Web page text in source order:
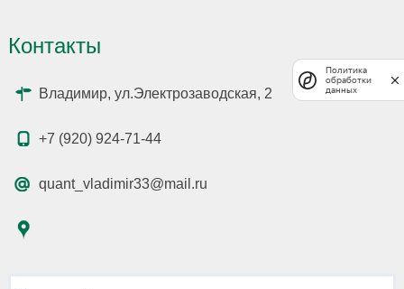
Контакты
Владимир, ул.Электрозаводская, 2
+7 (920) 924-71-44
quant_vladimir33@mail.ru
Политика
обработки
данных